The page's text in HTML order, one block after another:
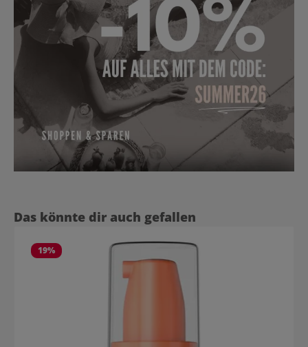
Produktgalerie überspringen
Das könnte dir auch gefallen
19%